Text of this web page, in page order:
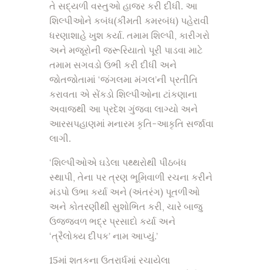
તે સદ્યળી વસ્તુઓ હાજર કરી દીધી. આ
શિલ્પીઓને કબંધ(કીંમતી કમરબંધ) પહેરાવી
ધરણાશાહે ખુશ કર્યા. તમામ શિલ્પી, કારીગરો
અને મજૂરોની જરૂરિયાતો પૂરી પાડવા માટે
તમામ સગવડો ઉભી કરી દીધી અને
જોતજોતામાં ‘જંગલમા મંગલ’ની પ્રતીતિ
કરાવતા એ સેંકડો શિલ્પીઓના ટાંકણાના
અવાજથી આ પ્રદેશ ગુંજવા લાગ્યો અને
આરસપહાણમાં મનારમ કૃતિ-આકૃતિ સર્જાવા
લાગી.
‘શિલ્પીઓએ ઘડેલા પથ્થરોથી પીઠબંધ
સ્થાપી, તેના પર ત્રણ ભૂમિવાળી રચના કરીને
મંડપો ઉભા કર્યા અને (અંતરંગ) પૂતળીઓ
અને કોતરણીથી સુશોભિત કરી, ચારે બાજુ
ઉજ્જવળ ભદ્ર પ્રસાદો કર્યા અને
‘ત્રૈલોક્ય દીપક’ નામ આપ્યું.’
15માં શતકના ઉતરાર્ધમાં રચાયેલા